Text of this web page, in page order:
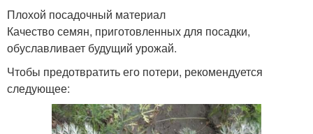
Плохой посадочный материал
Качество семян, приготовленных для посадки,
обуславливает будущий урожай.
Чтобы предотвратить его потери, рекомендуется
следующее: